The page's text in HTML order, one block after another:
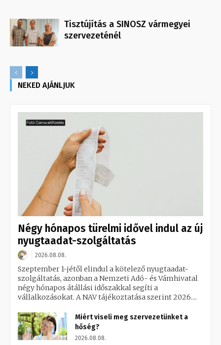
Tisztújítás a SINOSZ vármegyei
szervezeténél
NEKED AJÁNLJUK
Négy hónapos türelmi idővel indul az új
nyugtaadat-szolgáltatás
2026.08.08.
Szeptember 1-jétől elindul a kötelező nyugtaadat-
szolgáltatás, azonban a Nemzeti Adó- és Vámhivatal
négy hónapos átállási időszakkal segíti a
vállalkozásokat. A NAV tájékoztatása szerint 2026....
Miért viseli meg szervezetünket a
hőség?
2026.08.08.